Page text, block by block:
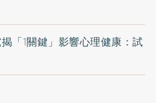
「1關鍵」影響心理健康：試